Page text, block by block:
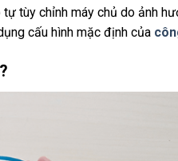
tùy chỉnh máy chủ do ảnh
cấu hình mặc định của